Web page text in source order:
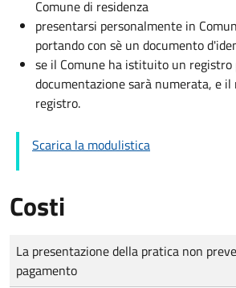
Comune di residenza
presentarsi personalmente in
portando con sè un documento
se il Comune ha istituito un registro
documentazione sarà numerata, e
registro.
Scarica la modulistica
Costi
Tipo di pagamento
Importo
La presentazione della pratica non
pagamento